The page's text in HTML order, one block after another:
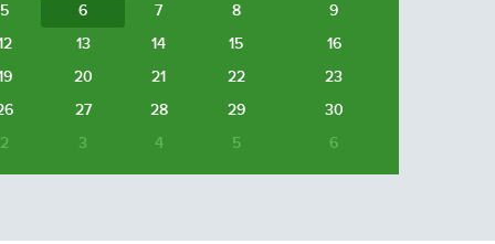
5
6 7 8
9
13 14 15
16
20 21 22
23
27 28 29
30
2
3 4 5 6